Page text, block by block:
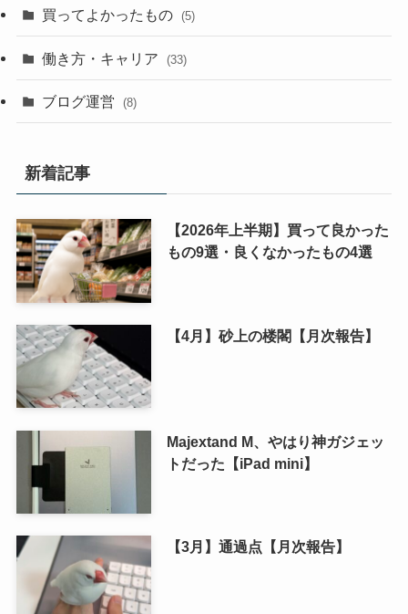
買ってよかったもの (5)
働き方・キャリア (33)
ブログ運営 (8)
新着記事
【2026年上半期】買って良かった
もの9選・良くなかったもの4選
【4月】砂上の楼閣【月次報告】
Majextand M、やはり神ガジェッ
トだった【iPad mini】
【3月】通過点【月次報告】